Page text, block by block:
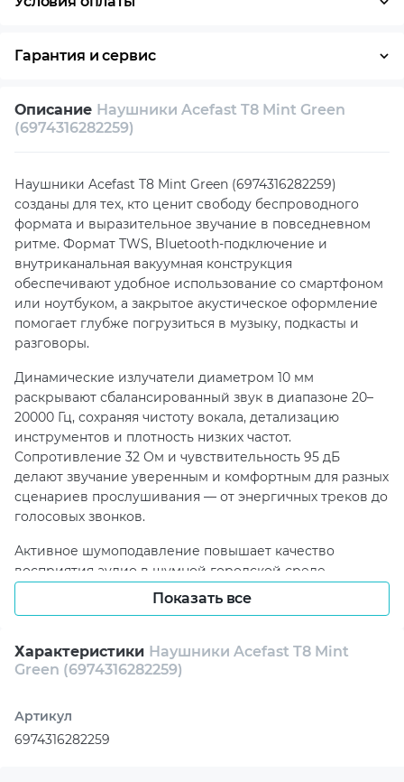
Гарантия и сервис
Собственный сервисный центр
Описание Наушники Acefast T8 Mint Green
(6974316282259)
Наушники Acefast T8 Mint Green (6974316282259)
созданы для тех, кто ценит свободу беспроводного
формата и выразительное звучание в повседневном
ритме. Формат TWS, Bluetooth-подключение и
внутриканальная вакуумная конструкция
обеспечивают удобное использование со смартфоном
или ноутбуком, а закрытое акустическое оформление
помогает глубже погрузиться в музыку, подкасты и
разговоры.
Динамические излучатели диаметром 10 мм
раскрывают сбалансированный звук в диапазоне 20–
20000 Гц, сохраняя чистоту вокала, детализацию
инструментов и плотность низких частот.
Сопротивление 32 Ом и чувствительность 95 дБ
делают звучание уверенным и комфортным для разных
сценариев прослушивания — от энергичных треков до
голосовых звонков.
Активное шумоподавление повышает качество
восприятия аудио в шумной городской среде,
транспорте или офисе. Встроенный в корпус
всенаправленный микрофон помогает поддерживать
подходят не только для развлечений, но и для рабочих
бесед, онлайн-встреч и ежедневного общения.
соединение, а сенсорное управление делает
взаимодействие с наушниками быстрым и
Показать все
Характеристики Наушники Acefast T8 Mint
Green (6974316282259)
Артикул
6974316282259